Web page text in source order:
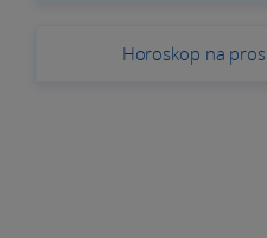
Horoskop na